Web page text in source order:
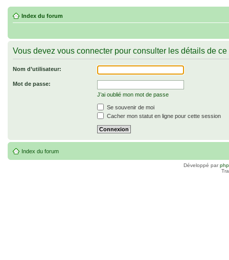
Index du forum
Vous devez vous connecter pour consulter les détails de ce
Nom d’utilisateur:
Mot de passe:
J’ai oublié mon mot de passe
Se souvenir de moi
Cacher mon statut en ligne pour cette session
Index du forum
Développé par